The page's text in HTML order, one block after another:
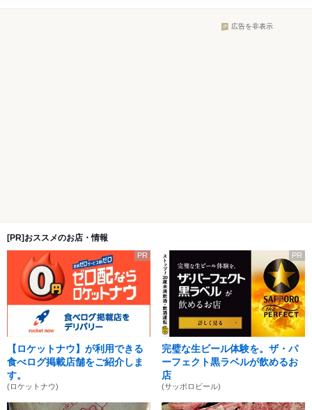
広告を非表示
[PR]おススメのお店・情報
PR
【ロケットナウ】が利用できる
食べログ掲載店舗をご紹介しま
す。
(ロケットナウ)
PR
完璧な生ビール体験を。ザ・パ
ーフェクト黒ラベルが飲めるお
店
(サッポロビール)